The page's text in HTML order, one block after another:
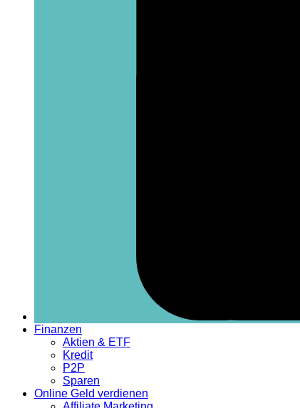
Finanzen
Aktien & ETF
Kredit
P2P
Sparen
Online Geld verdienen